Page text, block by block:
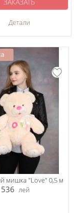
Детали
мишка "Love" 0,5 м
536 лей